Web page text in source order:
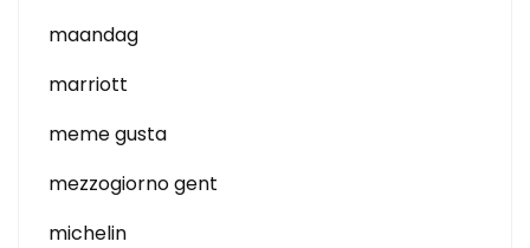
maandag
marriott
meme gusta
mezzogiorno gent
michelin